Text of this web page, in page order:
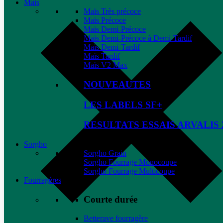
Maïs
Maïs Très précoce
Maïs Précoce
Maïs Demi-Précoce
Maïs Demi-Précoce à Demi-Tardif
Maïs Demi-Tardif
Maïs Tardif
Maïs V2 Max
NOUVEAUTES
LES LABELS SF+
RESULTATS ESSAIS ARVALIS
Sorgho
Sorgho Grain
Sorgho Fourrage Monocoupe
Sorgho Fourrage Multicoupe
Fourragères
Courte durée
Betterave fourragère